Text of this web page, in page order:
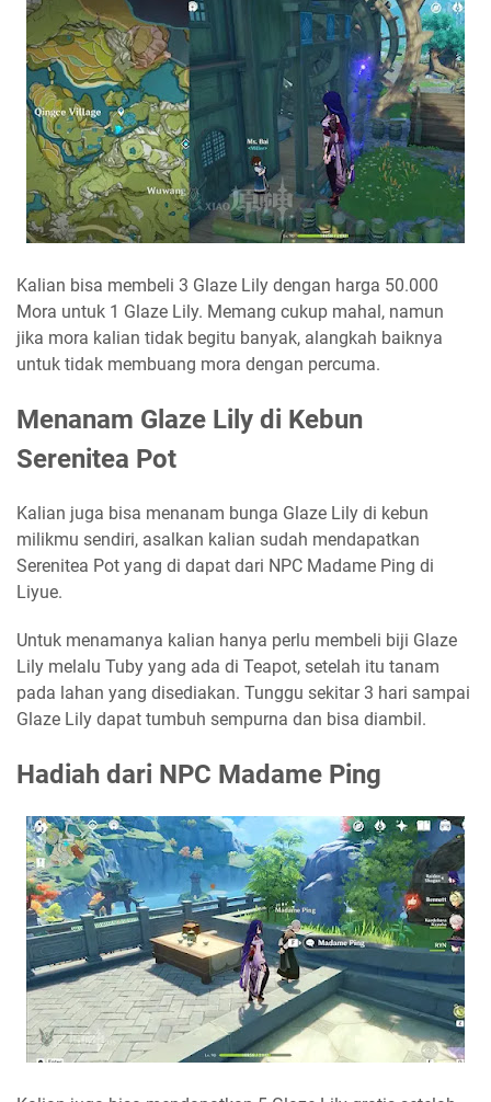
Kalian bisa membeli 3 Glaze Lily dengan harga 50.000
Mora untuk 1 Glaze Lily. Memang cukup mahal, namun
jika mora kalian tidak begitu banyak, alangkah baiknya
untuk tidak membuang mora dengan percuma.
Menanam Glaze Lily di Kebun
Serenitea Pot
Kalian juga bisa menanam bunga Glaze Lily di kebun
milikmu sendiri, asalkan kalian sudah mendapatkan
Serenitea Pot yang di dapat dari NPC Madame Ping di
Liyue.
Untuk menamanya kalian hanya perlu membeli biji Glaze
Lily melalu Tuby yang ada di Teapot, setelah itu tanam
pada lahan yang disediakan. Tunggu sekitar 3 hari sampai
Glaze Lily dapat tumbuh sempurna dan bisa diambil.
Hadiah dari NPC Madame Ping